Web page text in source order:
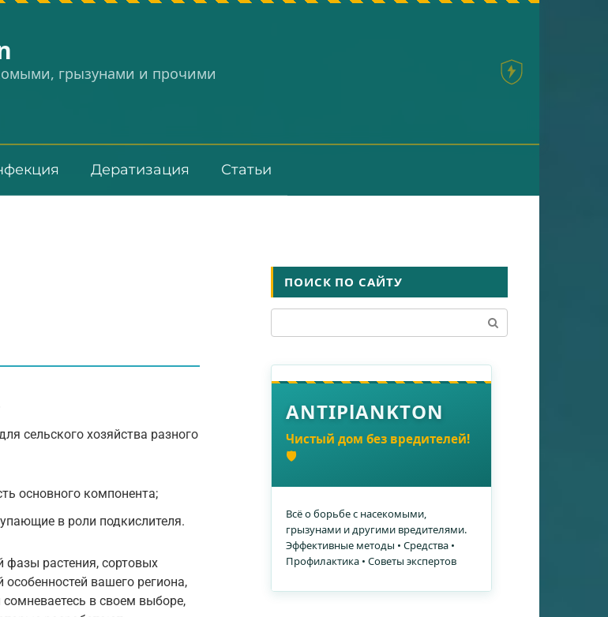
грызунами и прочими
Дератизация Статьи
сельского хозяйства разного
основного компонента;
в роли подкислителя.
фазы растения, сортовых
вашего региона,
в своем выборе,
ПОИСК ПО САЙТУ
ANTIPlANKTON
Чистый дом без вредителей!
🛡️
Всё о борьбе с насекомыми,
грызунами и другими вредителями.
Эффективные методы • Средства •
Профилактика • Советы экспертов